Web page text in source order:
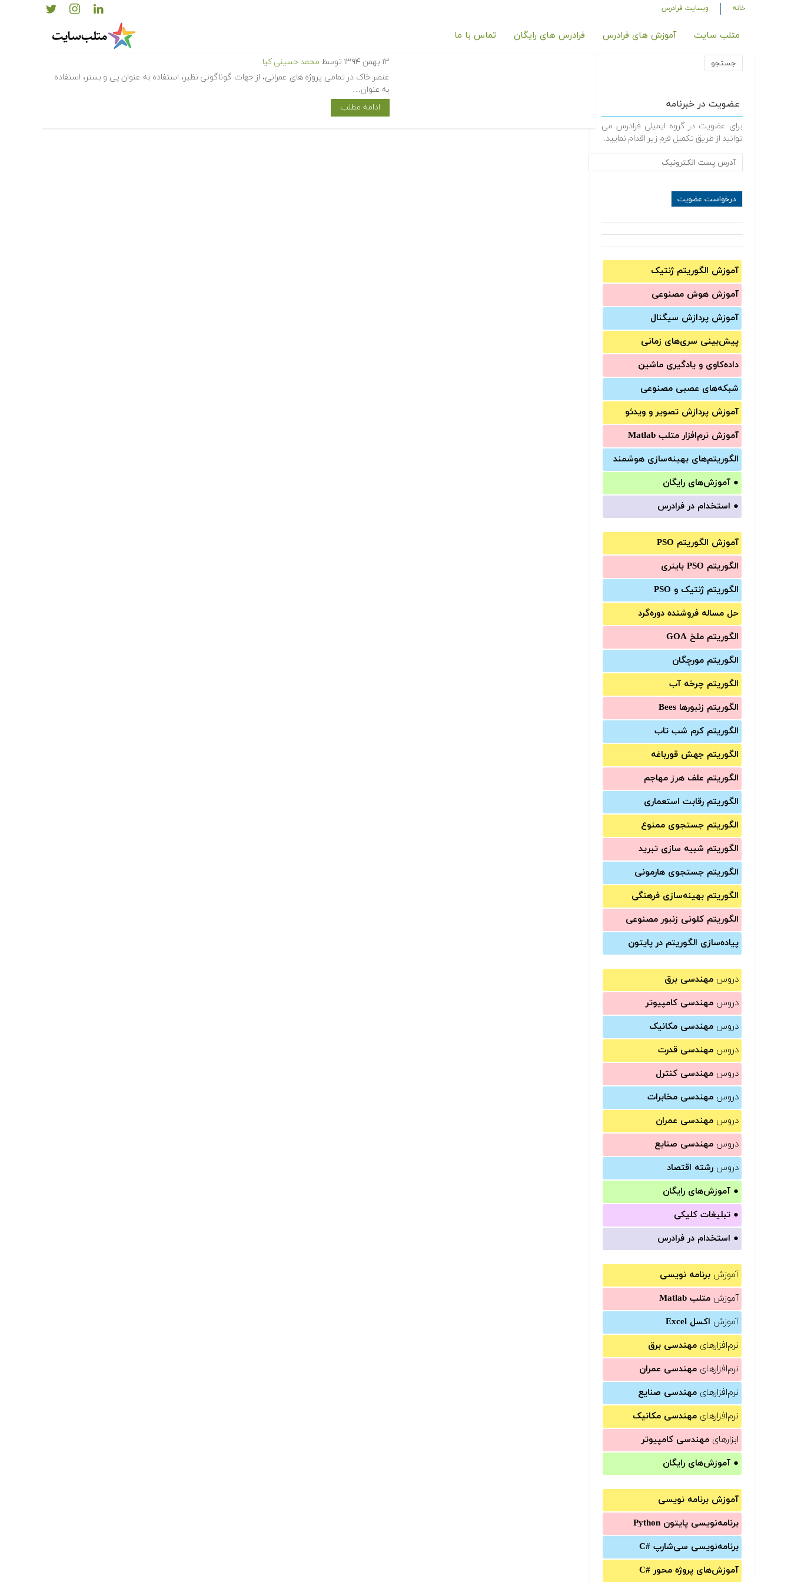
خانه وبسایت فرادرس
متلب سایت آموزش های فرادرس فرادرس های رایگان تماس با ما
عضویت در خبرنامه
برای عضویت در گروه ایمیلی فرادرس می
توانید از طریق تکمیل فرم زیر اقدام نمایید.
آموزش الگوریتم ژنتیک
آموزش‌ هوش مصنوعی
آموزش‌ پردازش سیگنال
پیش‌‌بینی سری‌‌های زمانی
داده‌کاوی و یادگیری ماشین
شبکه‌های عصبی مصنوعی
آموزش‌ پردازش تصویر و ویدئو
آموزش‌ نرم‌افزار متلب Matlab
الگوریتم‌های بهینه‌سازی هوشمند
● آموزش‌های رایگان
● استخدام در فرادرس
آموزش الگوریتم PSO
الگوریتم PSO باینری
الگوریتم ژنتیک و PSO
حل مساله فروشنده دوره‌گرد
الگوریتم ملخ GOA
الگوریتم مورچگان
الگوریتم چرخه آب
الگوریتم زنبورها Bees
الگوریتم کرم شب تاب
الگوریتم جهش قورباغه
الگوریتم علف هرز مهاجم
الگوریتم رقابت استعماری
الگوریتم جستجوی ممنوع
الگوریتم شبیه سازی تبرید
الگوریتم جستجوی هارمونی
الگوریتم بهینه‌سازی فرهنگی
الگوریتم کلونی زنبور مصنوعی
پیاده‌سازی الگوریتم در پایتون
دروس مهندسی برق
دروس مهندسی کامپیوتر
دروس مهندسی مکانیک
دروس مهندسی قدرت
دروس مهندسی کنترل
دروس مهندسی مخابرات
دروس مهندسی عمران
دروس مهندسی صنایع
دروس رشته اقتصاد
● آموزش‌های رایگان
● تبلیغات کلیکی
● استخدام در فرادرس
آموزش برنامه نویسی
آموزش متلب Matlab
آموزش اکسل Excel
نرم‌افزارهای مهندسی برق
نرم‌افزارهای مهندسی عمران
نرم‌افزارهای مهندسی صنایع
نرم‌افزارهای مهندسی مکانیک
ابزارهای مهندسی کامپیوتر
● آموزش‌های رایگان
آموزش برنامه نویسی
برنامه‌نویسی پایتون Python
برنامه‌‌نویسی سی‌شارپ C#‎
آموزش‌های پروژه محور #C
۱۳ بهمن ۱۳۹۴ توسط محمد حسینی کیا
عنصر خاک در تمامی پروژه های عمرانی، از جهات گوناگونی نظیر، استفاده به عنوان پی و بستر، استفاده
به عنوان…
ادامه مطلب